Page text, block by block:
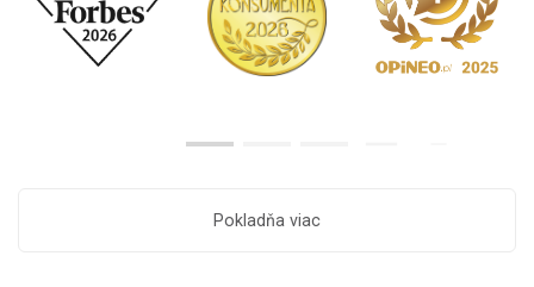
Pokladňa viac